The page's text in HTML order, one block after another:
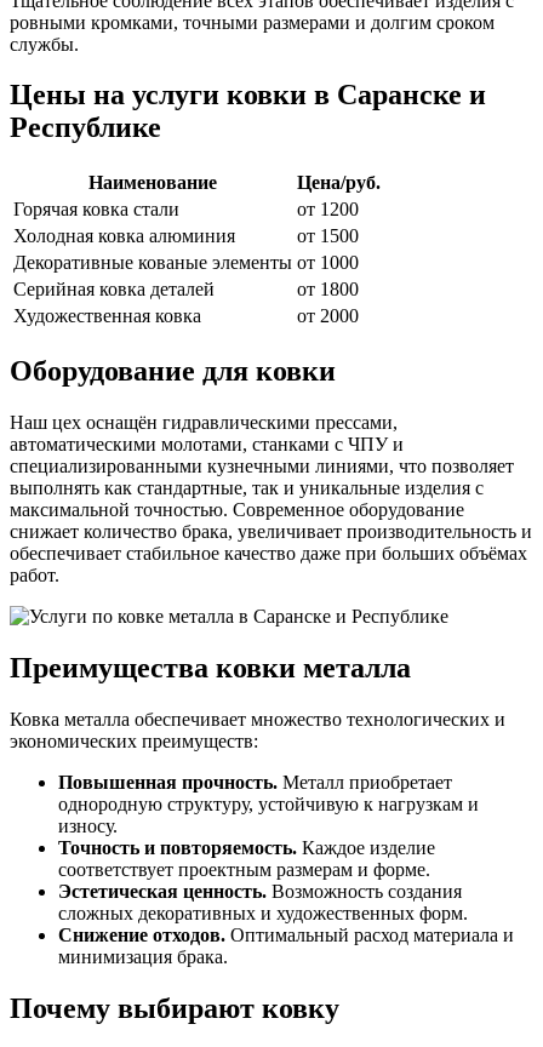
ровными кромками, точными размерами и долгим сроком
службы.
Цены на услуги ковки в Саранске и
Республике
Наименование
Цена/руб.
Горячая ковка стали
от 1200
Холодная ковка алюминия
от 1500
Декоративные кованые элементы от 1000
Серийная ковка деталей
от 1800
Художественная ковка
от 2000
Оборудование для ковки
Наш цех оснащён гидравлическими прессами,
автоматическими молотами, станками с ЧПУ и
специализированными кузнечными линиями, что позволяет
выполнять как стандартные, так и уникальные изделия с
максимальной точностью. Современное оборудование
снижает количество брака, увеличивает производительность и
обеспечивает стабильное качество даже при больших объёмах
работ.
Преимущества ковки металла
Ковка металла обеспечивает множество технологических и
экономических преимуществ:
Повышенная прочность. Металл приобретает
однородную структуру, устойчивую к нагрузкам и
износу.
Точность и повторяемость. Каждое изделие
соответствует проектным размерам и форме.
Эстетическая ценность. Возможность создания
сложных декоративных и художественных форм.
Снижение отходов. Оптимальный расход материала и
минимизация брака.
Почему выбирают ковку